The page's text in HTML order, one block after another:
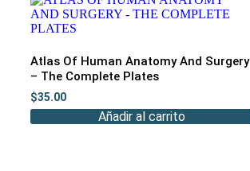
Atlas Of Human Anatomy And Surgery
– The Complete Plates
$35.00
Añadir al carrito